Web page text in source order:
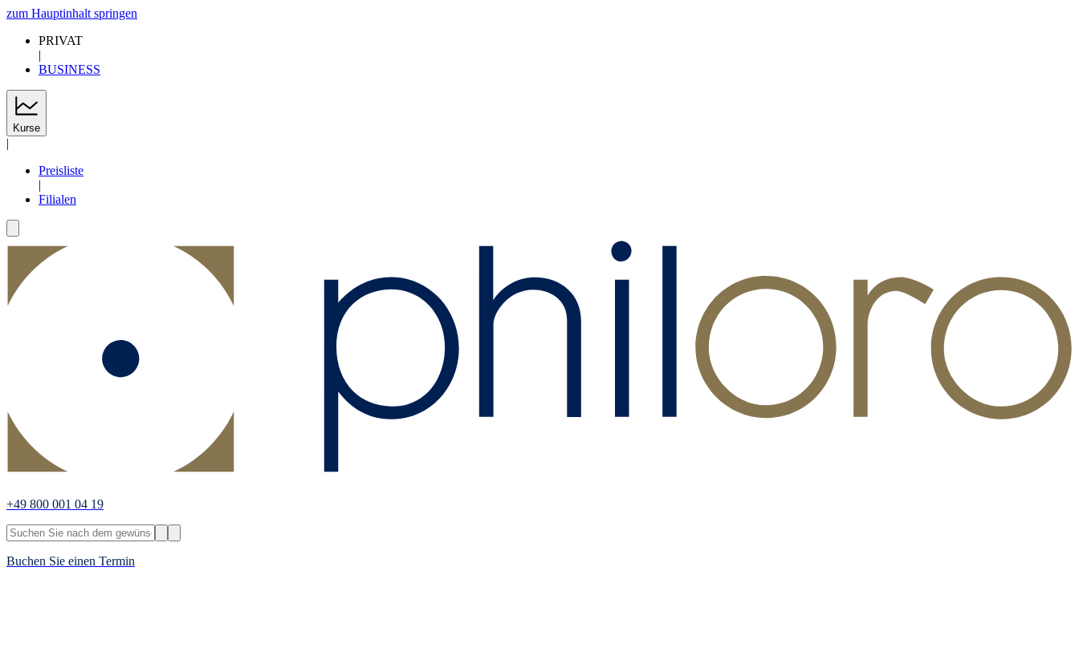
zum Hauptinhalt springen
PRIVAT
|
BUSINESS
Kurse
|
Preisliste
|
Filialen
+49 800 001 04 19
Buchen Sie einen Termin